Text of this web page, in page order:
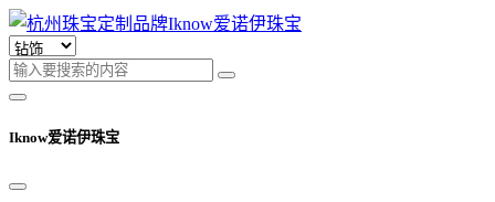
Iknow爱诺伊珠宝